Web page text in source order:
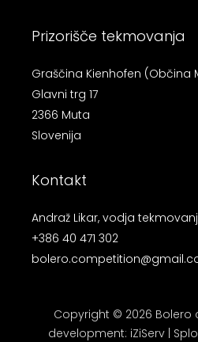
Prizorišče tekmovanja
Graščina Kienhofen (Občina
Glavni trg 17
2366 Muta
Slovenija
Kontakt
Andraž Likar, vodja
+386 40 471 302
Copyright © 2026 Bolero
development: iZiServ